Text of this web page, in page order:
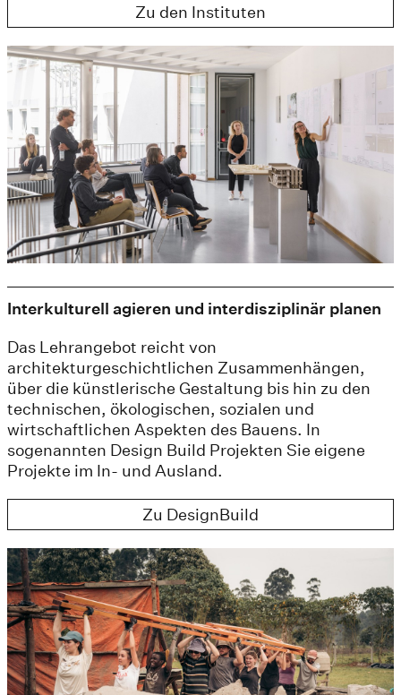
Zu den Instituten
Interkulturell agieren und interdisziplinär planen
Das Lehrangebot reicht von
architekturgeschichtlichen Zusammenhängen,
über die künstlerische Gestaltung bis hin zu den
technischen, ökologischen, sozialen und
wirtschaftlichen Aspekten des Bauens. In
sogenannten Design Build Projekten Sie eigene
Projekte im In- und Ausland.
Zu DesignBuild